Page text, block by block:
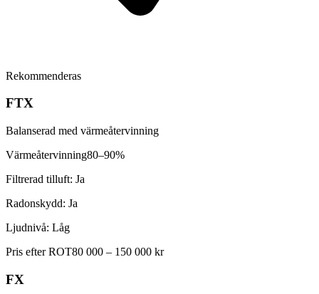
Rekommenderas
FTX
Balanserad med värmeåtervinning
Värmeåtervinning80–90%
Filtrerad tilluft: Ja
Radonskydd: Ja
Ljudnivå: Låg
Pris efter ROT80 000 – 150 000 kr
FX